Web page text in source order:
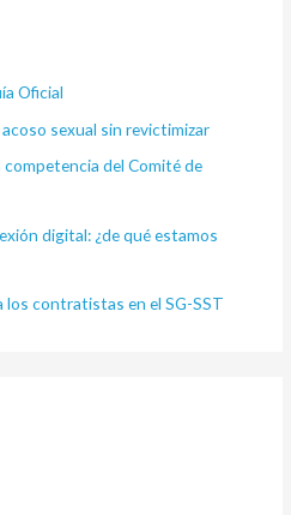
Oficial
sexual sin revictimizar
competencia del Comité de
digital: ¿de qué estamos
contratistas en el SG-SST